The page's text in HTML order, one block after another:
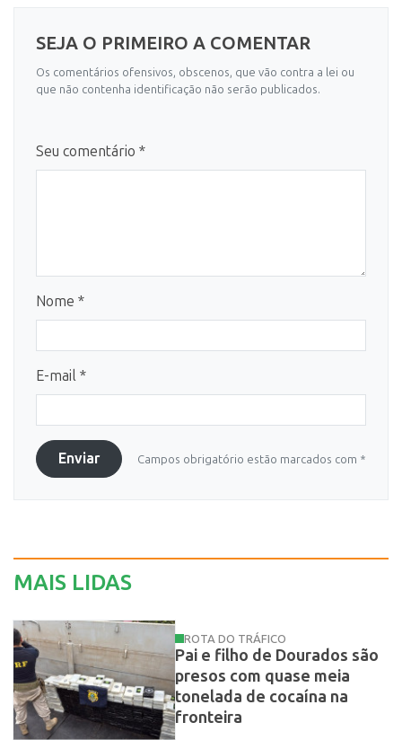
SEJA O PRIMEIRO A COMENTAR
Os comentários ofensivos, obscenos, que vão contra a lei ou
que não contenha identificação não serão publicados.
Seu comentário *
Nome *
E-mail *
Enviar Campos obrigatório estão marcados com *
MAIS LIDAS
ROTA DO TRÁFICO
Pai e filho de Dourados são
presos com quase meia
tonelada de cocaína na
fronteira